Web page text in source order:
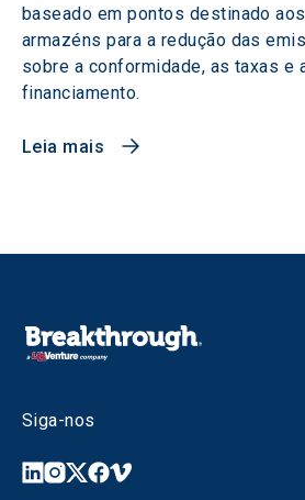
baseado em pontos destinado
armazéns para a redução das
sobre a conformidade, as taxas e
financiamento.
Leia mais
Siga-nos